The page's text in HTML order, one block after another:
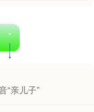
“亲儿子”